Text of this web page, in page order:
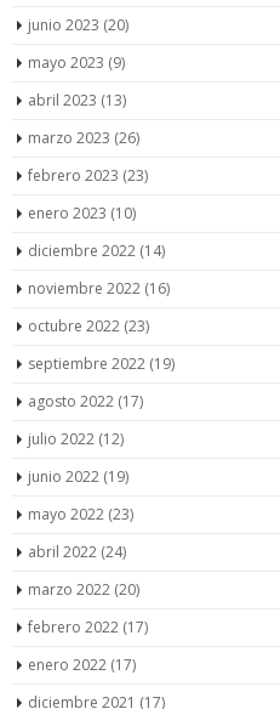
junio 2023 (20)
mayo 2023 (9)
abril 2023 (13)
marzo 2023 (26)
febrero 2023 (23)
enero 2023 (10)
diciembre 2022 (14)
noviembre 2022 (16)
octubre 2022 (23)
septiembre 2022 (19)
agosto 2022 (17)
julio 2022 (12)
junio 2022 (19)
mayo 2022 (23)
abril 2022 (24)
marzo 2022 (20)
febrero 2022 (17)
enero 2022 (17)
diciembre 2021 (17)